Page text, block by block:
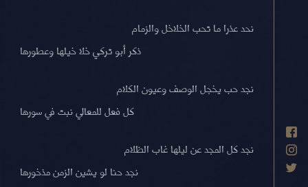
نحد عذرا ما تحب الخلاخل والزمام
ذكر أبو تركي خلا خيلها وعطورها
نجد حب يخجل الوصف وعيون الكلام
كل فعل للمعالي نبت في سورها
نجد كل المجد عن ليلها غاب الظلام
نجد حنا لو يشين الزمن مذخورها